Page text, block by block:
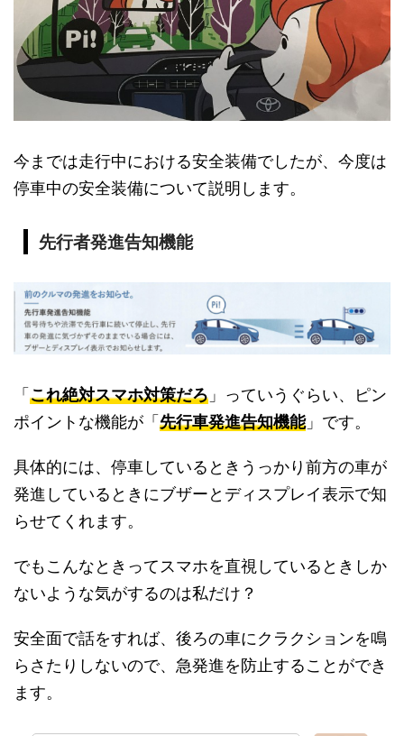
今までは走行中における安全装備でしたが、今度は
停車中の安全装備について説明します。
先行者発進告知機能
「 これ絶対スマホ対策だろ 」っていうぐらい、ピン
ポイントな機能が「 先行車発進告知機能」です。
具体的には、停車しているときうっかり前方の車が
発進しているときにブザーとディスプレイ表示で知
らせてくれます。
でもこんなときってスマホを直視しているときしか
ないような気がするのは私だけ？
安全面で話をすれば、後ろの車にクラクションを鳴
らさたりしないので、急発進を防止することができ
ます。